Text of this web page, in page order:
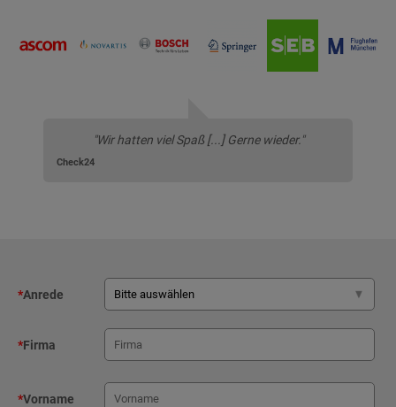
"Wir hatten viel Spaß [...] Gerne wieder."
Check24
*Anrede
*Firma
*Vorname